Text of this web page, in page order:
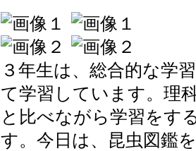
３年生は、総合的な学
て学習しています。理
と比べながら学習をす
す。今日は、昆虫図鑑